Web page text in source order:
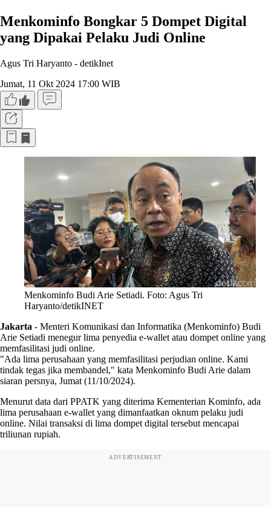
Menkominfo Bongkar 5 Dompet Digital
yang Dipakai Pelaku Judi Online
Agus Tri Haryanto - detikInet
Jumat, 11 Okt 2024 17:00 WIB
Menkominfo Budi Arie Setiadi. Foto: Agus Tri
Haryanto/detikINET
Jakarta - Menteri Komunikasi dan Informatika (Menkominfo) Budi
Arie Setiadi menegur lima penyedia e-wallet atau dompet online yang
memfasilitasi judi online.
"Ada lima perusahaan yang memfasilitasi perjudian online. Kami
tindak tegas jika membandel," kata Menkominfo Budi Arie dalam
siaran persnya, Jumat (11/10/2024).
Menurut data dari PPATK yang diterima Kementerian Kominfo, ada
lima perusahaan e-wallet yang dimanfaatkan oknum pelaku judi
online. Nilai transaksi di lima dompet digital tersebut mencapai
triliunan rupiah.
ADVERTISEMENT